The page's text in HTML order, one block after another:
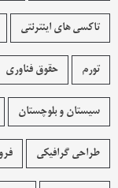
تاکسی های اینترنتی
تورم حقوق فناوری
سیستان و بلوچستان
طراحی گرافیکی